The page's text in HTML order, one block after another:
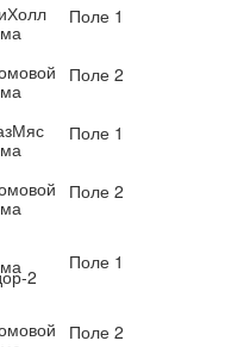
Поле 1
Поле 2
Поле 1
Поле 2
2
Поле 1
Поле 2